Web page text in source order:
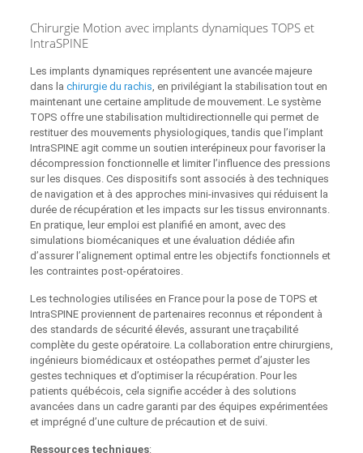
Chirurgie Motion avec implants dynamiques TOPS et
IntraSPINE
Les implants dynamiques représentent une avancée majeure
dans la chirurgie du rachis , en privilégiant la stabilisation tout en
maintenant une certaine amplitude de mouvement. Le système
TOPS offre une stabilisation multidirectionnelle qui permet de
restituer des mouvements physiologiques, tandis que l’implant
IntraSPINE agit comme un soutien interépineux pour favoriser la
décompression fonctionnelle et limiter l’influence des pressions
sur les disques. Ces dispositifs sont associés à des techniques
de navigation et à des approches mini-invasives qui réduisent la
durée de récupération et les impacts sur les tissus environnants.
En pratique, leur emploi est planifié en amont, avec des
simulations biomécaniques et une évaluation dédiée afin
d’assurer l’alignement optimal entre les objectifs fonctionnels et
les contraintes post-opératoires.
Les technologies utilisées en France pour la pose de TOPS et
IntraSPINE proviennent de partenaires reconnus et répondent à
des standards de sécurité élevés, assurant une traçabilité
complète du geste opératoire. La collaboration entre chirurgiens,
ingénieurs biomédicaux et ostéopathes permet d’ajuster les
gestes techniques et d’optimiser la récupération. Pour les
patients québécois, cela signifie accéder à des solutions
avancées dans un cadre garanti par des équipes expérimentées
et imprégné d’une culture de précaution et de suivi.
Ressources techniques: